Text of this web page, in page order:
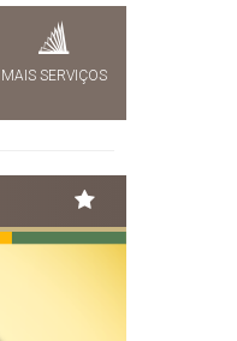
MAIS SERVIÇOS